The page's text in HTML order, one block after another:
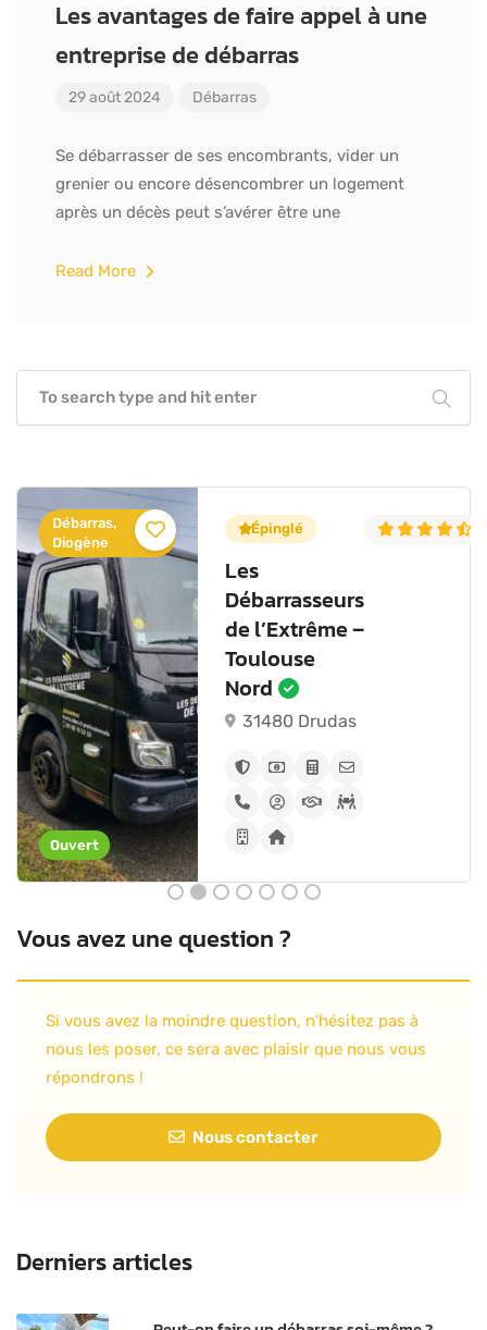
Les avantages de faire appel à une
entreprise de débarras
29 août 2024 Débarras
Se débarrasser de ses encombrants, vider un
grenier ou encore désencombrer un logement
après un décès peut s’avérer être une
Read More
5.0 (6)
Ouvert
Débarras,
Diogène
Épinglé
Les
Débarrasseurs
de l’Extrême –
Toulouse
Nord
31480 Drudas
Vous avez une question ?
Si vous avez la moindre question, n’hésitez pas à
nous les poser, ce sera avec plaisir que nous vous
répondrons !
Nous contacter
Derniers articles